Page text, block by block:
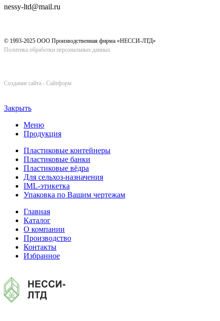
nessy-ltd@mail.ru
© 1993-2025 ООО Производственная фирма «НЕССИ-ЛТД»
Политика обработки персональных данных
Cоздание сайта - Сайтформ
Закрыть
Меню
Продукция
Пластиковые контейнеры
Пластиковые банки
Пластиковые вёдра
Для сельхоз-назначения
IML-этикетка
Упаковка по Вашим чертежам
Главная
Каталог
О компании
Производство
Контакты
Избранное